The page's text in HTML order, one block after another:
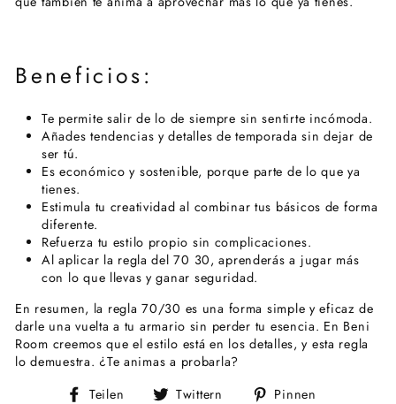
Beneficios:
Te permite salir de lo de siempre sin sentirte incómoda.
Añades tendencias y detalles de temporada sin dejar de
ser tú.
Es económico y sostenible, porque parte de lo que ya
tienes.
Estimula tu creatividad al combinar tus básicos de forma
diferente.
Refuerza tu estilo propio sin complicaciones.
Al aplicar la regla del 70 30, aprenderás a jugar más
con lo que llevas y ganar seguridad.
En resumen, la regla 70/30 es una forma simple y eficaz de
darle una vuelta a tu armario sin perder tu esencia. En Beni
Room creemos que el estilo está en los detalles, y esta regla
lo demuestra. ¿Te animas a probarla?
Teilen
Auf
Twittern
Auf
Pinnen